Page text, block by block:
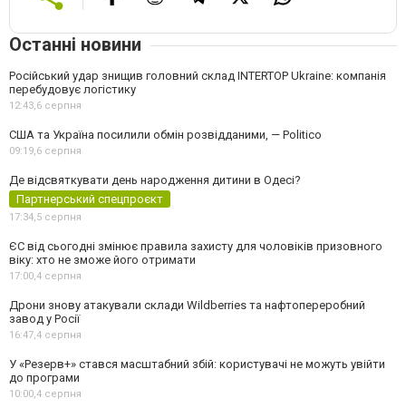
Останні новини
Російський удар знищив головний склад INTERTOP Ukraine: компанія
перебудовує логістику
12:43,6 серпня
США та Україна посилили обмін розвідданими, — Politico
09:19,6 серпня
Де відсвяткувати день народження дитини в Одесі?
Партнерський спецпроєкт
17:34,5 серпня
ЄС від сьогодні змінює правила захисту для чоловіків призовного
віку: хто не зможе його отримати
17:00,4 серпня
Дрони знову атакували склади Wildberries та нафтопереробний
завод у Росії
16:47,4 серпня
У «Резерв+» стався масштабний збій: користувачі не можуть увійти
до програми
10:00,4 серпня